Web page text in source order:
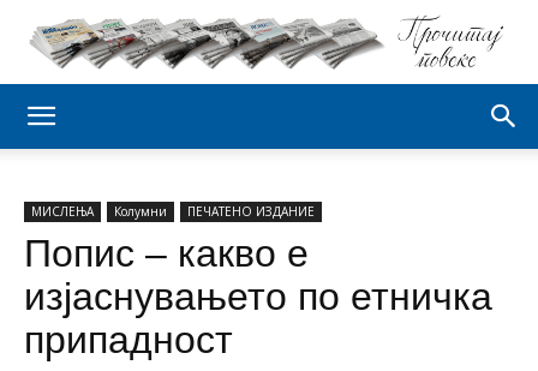
МИСЛЕЊА Колумни ПЕЧАТЕНО ИЗДАНИЕ
Попис – какво е
изјаснувањето по етничка
припадност